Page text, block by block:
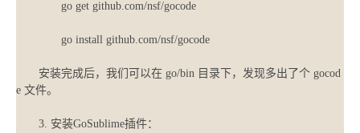
go get github.com/nsf/gocode
go install github.com/nsf/gocode
安装完成后，我们可以在 go/bin 目录下，发现多出了个 gocod
e 文件。
3. 安装GoSublime插件：